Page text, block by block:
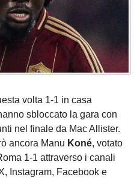
volta 1-1 in casa
sbloccato la gara con
nel finale da Mac Allister.
ancora Manu Koné, votato
1-1 attraverso i canali
Instagram, Facebook e